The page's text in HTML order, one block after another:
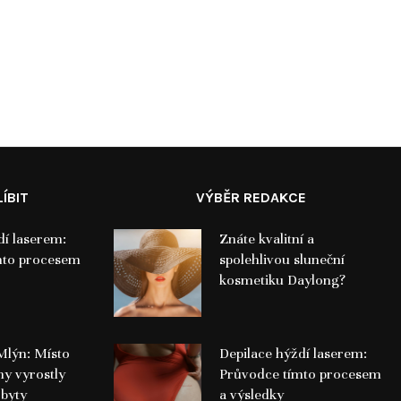
laserem:
procesem
Místo
vyrostly
VÝBĚR REDAKCE
Znáte kvalitní a
spolehlivou sluneční
kosmetiku Daylong?
Depilace hýždí laserem:
Průvodce tímto procesem
a výsledky